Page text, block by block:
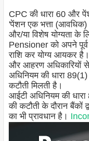
CPC की धारा 60 और
'पेंशन एक भत्ता (आवधिक)
और/या विशेष योग्यता के
Pensioner को अपने पूर्व
राशि कर योग्य आयकर है।
और आहरण अधिकारियों से
अधिनियम की धारा
कटौती मिलती है।
आईटी अधिनियम की
की कटौती के दौरान बैंकों
का भी प्रावधान है।